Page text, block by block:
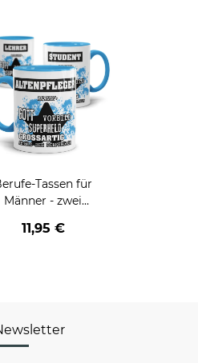
Tassen für
Männer - zwei
11,95 €